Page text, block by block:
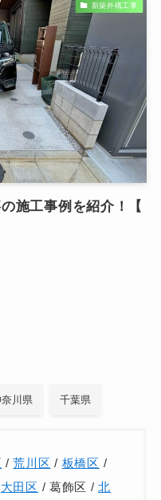
新築外構工事
施工事例を紹介！【
川県 千葉県
/荒川区 / 板橋区 /
大田区 / 葛飾区 /北